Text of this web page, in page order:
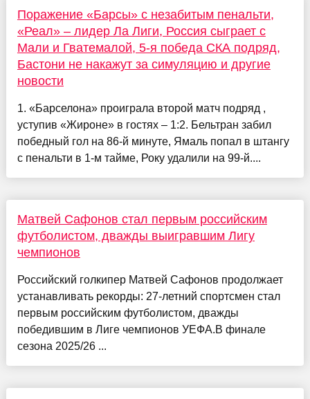
Поражение «Барсы» с незабитым пенальти,
«Реал» – лидер Ла Лиги, Россия сыграет с
Мали и Гватемалой, 5-я победа СКА подряд,
Бастони не накажут за симуляцию и другие
новости
1. «Барселона» проиграла второй матч подряд ,
уступив «Жироне» в гостях – 1:2. Бельтран забил
победный гол на 86-й минуте, Ямаль попал в штангу
с пенальти в 1-м тайме, Року удалили на 99-й....
Матвей Сафонов стал первым российским
футболистом, дважды выигравшим Лигу
чемпионов
Российский голкипер Матвей Сафонов продолжает
устанавливать рекорды: 27-летний спортсмен стал
первым российским футболистом, дважды
победившим в Лиге чемпионов УЕФА.В финале
сезона 2025/26 ...